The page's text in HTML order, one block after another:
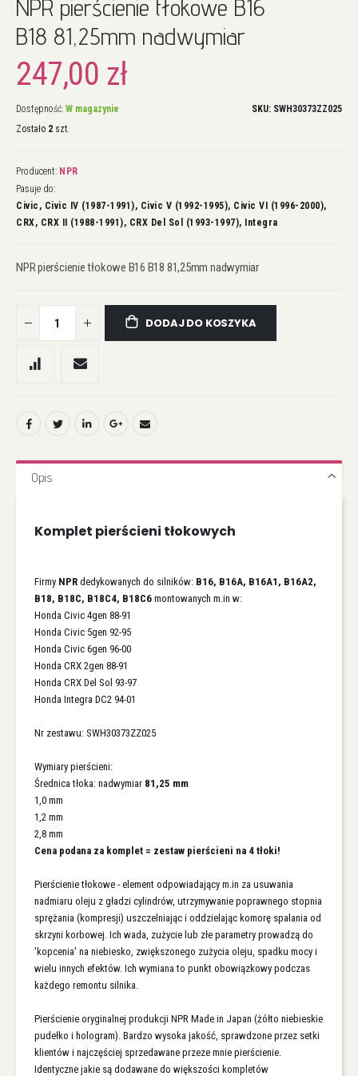
początek
galerii
NPR pierścienie tłokowe B16
B18 81,25mm nadwymiar
247,00 zł
Dostępność: W magazynie
Zostało 2 szt.
SKU SWH30373ZZ025
Producent: NPR
Pasuje do:
Civic, Civic IV (1987-1991), Civic V (1992-1995), Civic VI (1996-2000),
CRX, CRX II (1988-1991), CRX Del Sol (1993-1997), Integra
NPR pierścienie tłokowe B16 B18 81,25mm nadwymiar
DODAJ DO KOSZYKA
Opis
Komplet pierścieni tłokowych
Firmy NPR dedykowanych do silników: B16, B16A, B16A1, B16A2,
B18, B18C, B18C4, B18C6 montowanych m.in w:
Honda Civic 4gen 88-91
Honda Civic 5gen 92-95
Honda Civic 6gen 96-00
Honda CRX 2gen 88-91
Honda CRX Del Sol 93-97
Honda Integra DC2 94-01
Nr zestawu: SWH30373ZZ025
Wymiary pierścieni:
Średnica tłoka: nadwymiar 81,25 mm
1,0 mm
1,2 mm
2,8 mm
Cena podana za komplet = zestaw pierścieni na 4 tłoki!
Pierścienie tłokowe - element odpowiadający m.in za usuwania
nadmiaru oleju z gładzi cylindrów, utrzymywanie poprawnego stopnia
sprężania (kompresji) uszczelniając i oddzielając komorę spalania od
skrzyni korbowej. Ich wada, zużycie lub złe parametry prowadzą do
'kopcenia' na niebiesko, zwiększonego zużycia oleju, spadku mocy i
wielu innych efektów. Ich wymiana to punkt obowiązkowy podczas
każdego remontu silnika.
Pierścienie oryginalnej produkcji NPR Made in Japan (żółto niebieskie
pudełko i hologram). Bardzo wysoka jakość, sprawdzone przez setki
klientów i najczęściej sprzedawane przeze mnie pierścienie.
Identyczne jakie są dodawane do większości kompletów